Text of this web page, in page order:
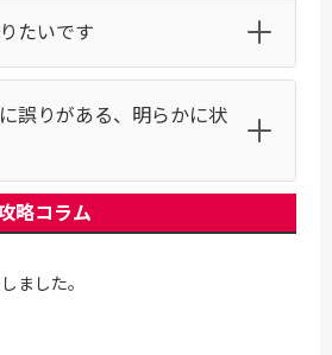
たいです
誤りがある、明らかに状
略コラム
ました。